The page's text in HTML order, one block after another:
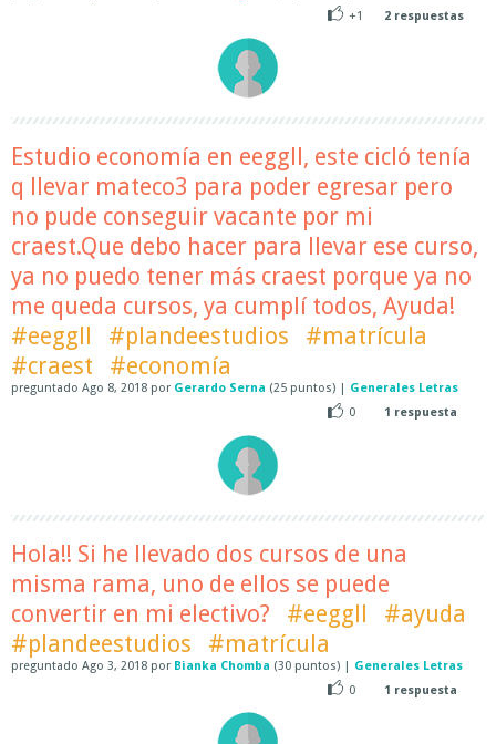
+1
2 respuestas
Estudio economía en eeggll, este cicló tenía
q llevar mateco3 para poder egresar pero
no pude conseguir vacante por mi
craest.Que debo hacer para llevar ese curso,
ya no puedo tener más craest porque ya no
me queda cursos, ya cumplí todos, Ayuda!
#eeggll
#plandeestudios
#matrícula
#craest
#economía
preguntado Ago 8, 2018 por Gerardo Serna (25 puntos) | Generales Letras
0
1 respuesta
Hola!! Si he llevado dos cursos de una
misma rama, uno de ellos se puede
convertir en mi electivo?
#eeggll
#ayuda
#plandeestudios
#matrícula
preguntado Ago 3, 2018 por Bianka Chomba (30 puntos) | Generales Letras
0
1 respuesta